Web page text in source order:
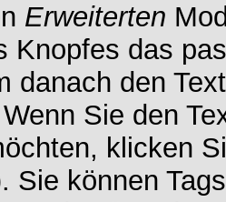
Erweiterten
Knopfes das
danach den
Sie den
klicken
Sie können